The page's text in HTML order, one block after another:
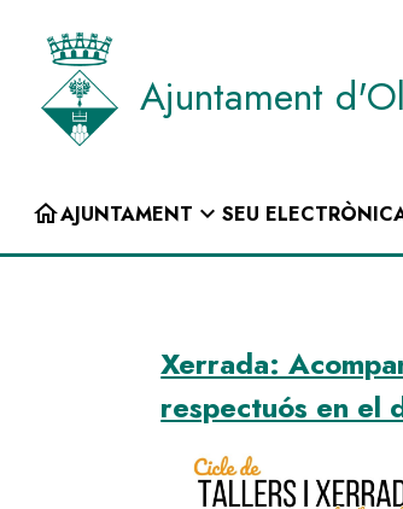
contingut
Ajuntament
Navegació
INICI
homeAJUNTAMENT expand_more SEU
Xerrada:
respectuós en el
Image